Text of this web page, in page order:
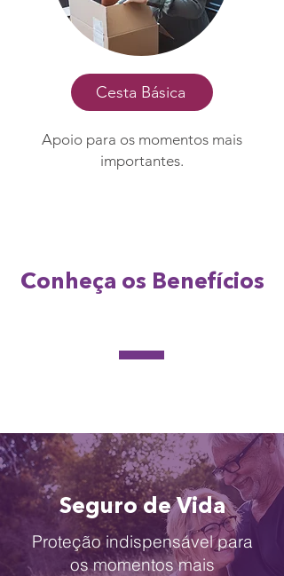
Cesta Básica
Apoio para os momentos mais
importantes.
Conheça os Benefícios
Seguro de Vida
Proteção indispensável para
os momentos mais